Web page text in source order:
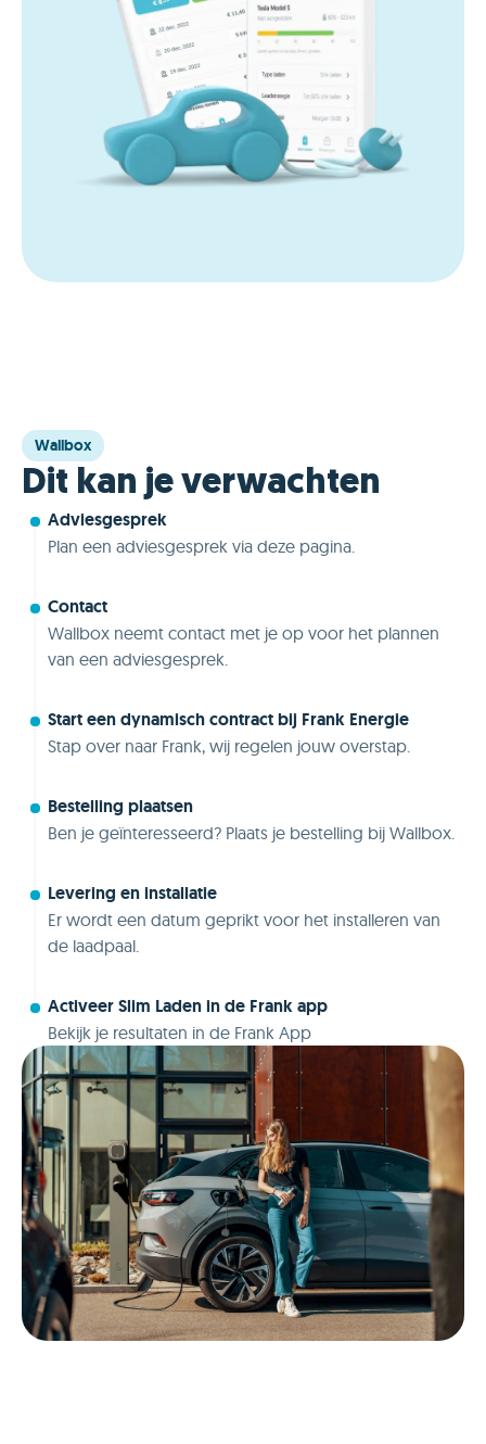
Wallbox
Dit kan je verwachten
Adviesgesprek
Plan een adviesgesprek via deze pagina.
Contact
Wallbox neemt contact met je op voor het plannen
van een adviesgesprek.
Start een dynamisch contract bij Frank Energie
Stap over naar Frank, wij regelen jouw overstap.
Bestelling plaatsen
Ben je geïnteresseerd? Plaats je bestelling bij Wallbox.
Levering en installatie
Er wordt een datum geprikt voor het installeren van
de laadpaal.
Activeer Slim Laden in de Frank app
Bekijk je resultaten in de Frank App